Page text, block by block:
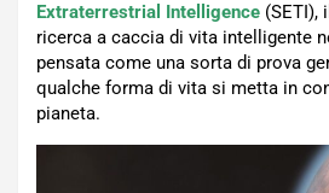
Extraterrestrial Intelligence (SETI),
ricerca a caccia di vita intelligente
pensata come una sorta di prova
qualche forma di vita si metta in
pianeta.